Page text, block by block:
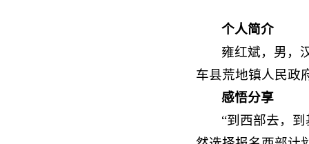
个人简介
雍红斌，男，
车县荒地镇人民政
感悟分享
“到西部去，